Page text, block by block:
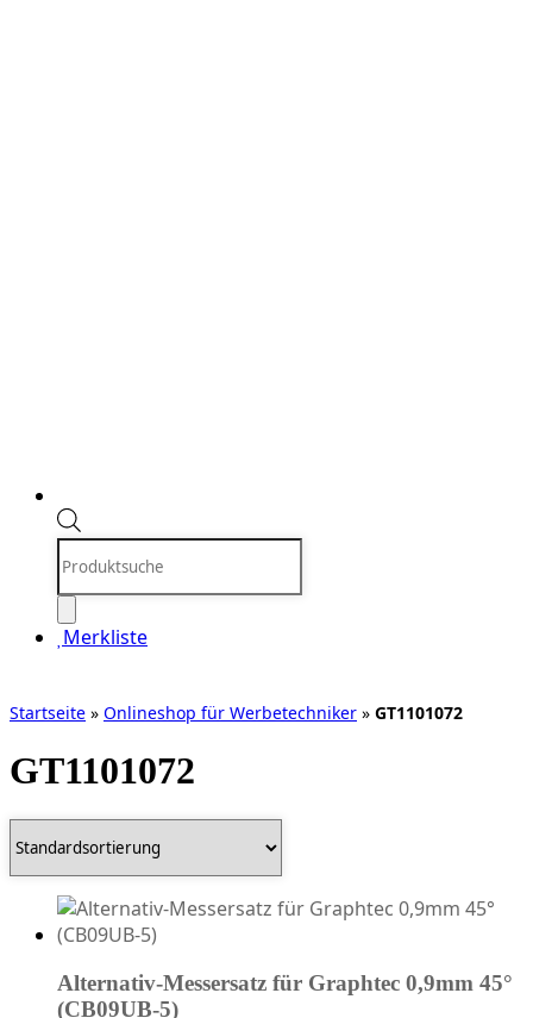
search
Merkliste
Startseite » Onlineshop für Werbetechniker » GT1101072
GT1101072
Alternativ-Messersatz für Graphtec 0,9mm 45°
(CB09UB-5)